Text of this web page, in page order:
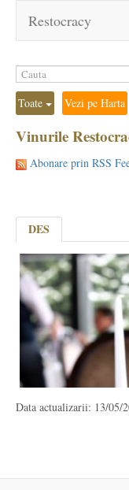
Restocracy
Toate Vezi pe Harta
Vinurile
Abonare prin RSS
DES
Data actualizarii: 13/05/